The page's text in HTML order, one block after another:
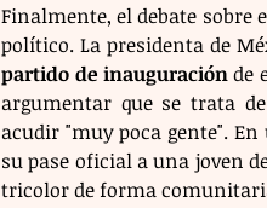
Finalmente, el debate sobre
político. La presidenta de
partido de inauguración de
argumentar que se trata
acudir "muy poca gente".
su pase oficial a una joven
tricolor de forma